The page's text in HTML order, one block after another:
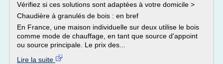
Vérifiez si ces solutions sont adaptées à votre domicile >
Chaudière à granulés de bois : en bref
En France, une maison individuelle sur deux utilise le bois
comme mode de chauffage, en tant que source d'appoint
ou source principale. Le prix des...
Lire la suite